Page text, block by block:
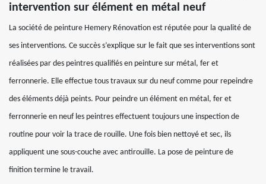
intervention sur élément en métal neuf
La société de peinture Hemery Rénovation est réputée pour la qualité de
ses interventions. Ce succès s’explique sur le fait que ses interventions sont
réalisées par des peintres qualifiés en peinture sur métal, fer et
ferronnerie. Elle effectue tous travaux sur du neuf comme pour repeindre
des éléments déjà peints. Pour peindre un élément en métal, fer et
ferronnerie en neuf les peintres effectuent toujours une inspection de
routine pour voir la trace de rouille. Une fois bien nettoyé et sec, ils
appliquent une sous-couche avec antirouille. La pose de peinture de
finition termine le travail.